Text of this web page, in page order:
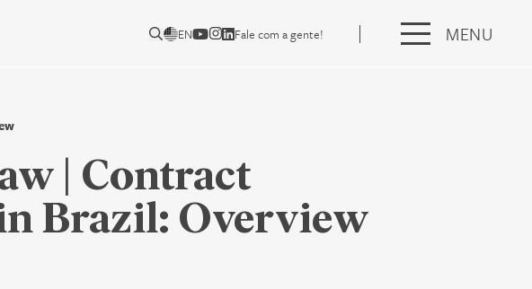
EN Fale com a gente! MENU
| Contract
Brazil: Overview